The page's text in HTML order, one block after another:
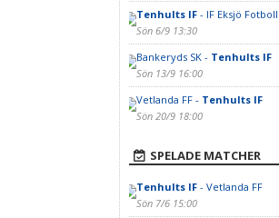
Tenhults IF- IF Eksjö Fotboll
Sön 6/9 13:30
Bankeryds SK - Tenhults IF
Sön 13/9 16:00
Vetlanda FF - Tenhults IF
Sön 20/9 18:00
SPELADE MATCHER
Tenhults IF- Vetlanda FF
Sön 7/6 15:00